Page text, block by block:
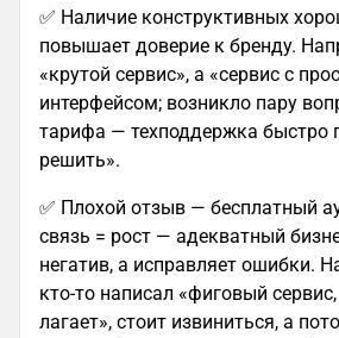
✅ Наличие конструктивных
повышает доверие к бренду.
«крутой сервис», а «сервис с
интерфейсом; возникло пару
тарифа — техподдержка быстро
решить».
✅ Плохой отзыв — бесплатный
связь = рост — адекватный
негатив, а исправляет ошибки.
кто-то написал «фиговый
лагает», стоит извиниться, а